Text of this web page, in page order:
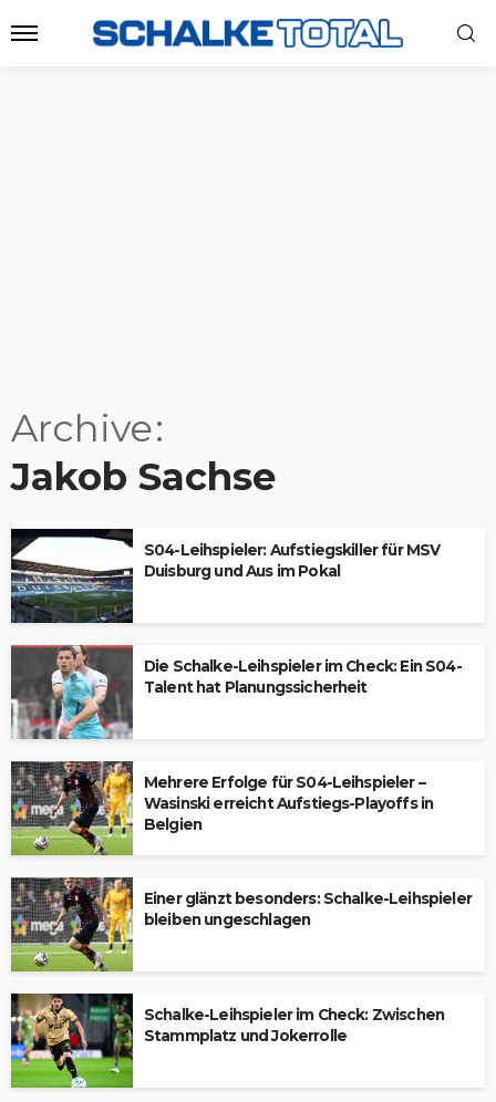
Archive
Jakob Sachse
S04-Leihspieler: Aufstiegskiller für MSV
Duisburg und Aus im Pokal
Die Schalke-Leihspieler im Check: Ein S04-
Talent hat Planungssicherheit
Mehrere Erfolge für S04-Leihspieler –
Wasinski erreicht Aufstiegs-Playoffs in
Belgien
Einer glänzt besonders: Schalke-Leihspieler
bleiben ungeschlagen
Schalke-Leihspieler im Check: Zwischen
Stammplatz und Jokerrolle